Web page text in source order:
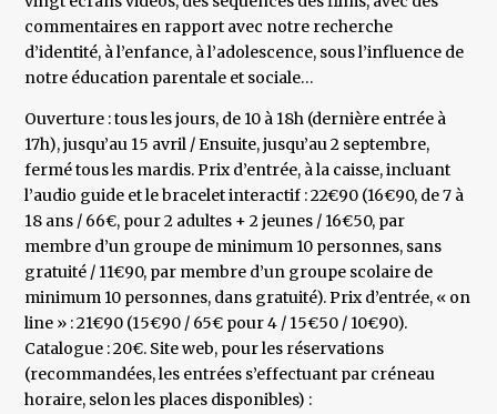
commentaires en rapport avec notre recherche
d’identité, à l’enfance, à l’adolescence, sous l’influence de
notre éducation parentale et sociale…
Ouverture : tous les jours, de 10 à 18h (dernière entrée à
17h), jusqu’au 15 avril / Ensuite, jusqu’au 2 septembre,
fermé tous les mardis. Prix d’entrée, à la caisse, incluant
l’audio guide et le bracelet interactif : 22€90 (16€90, de 7 à
18 ans / 66€, pour 2 adultes + 2 jeunes / 16€50, par
membre d’un groupe de minimum 10 personnes, sans
gratuité / 11€90, par membre d’un groupe scolaire de
minimum 10 personnes, dans gratuité). Prix d’entrée, « on
line » : 21€90 (15€90 / 65€ pour 4 / 15€50 / 10€90).
Catalogue : 20€. Site web, pour les réservations
(recommandées, les entrées s’effectuant par créneau
horaire, selon les places disponibles) :